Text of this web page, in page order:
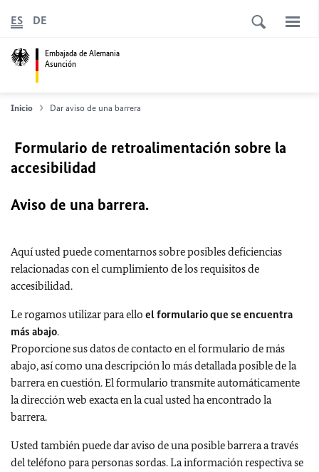
Embajada de Alemania
Asunción
ES DE
Inicio Dar aviso de una barrera
Formulario de retroalimentación sobre la
accesibilidad
Aviso de una barrera.
Aquí usted puede comentarnos sobre posibles deficiencias
relacionadas con el cumplimiento de los requisitos de
accesibilidad.
Le rogamos utilizar para ello el formulario que se encuentra
más abajo.
Proporcione sus datos de contacto en el formulario de más
abajo, así como una descripción lo más detallada posible de la
barrera en cuestión. El formulario transmite automáticamente
la dirección web exacta en la cual usted ha encontrado la
barrera.
Usted también puede dar aviso de una posible barrera a través
del teléfono para personas sordas. La información respectiva se